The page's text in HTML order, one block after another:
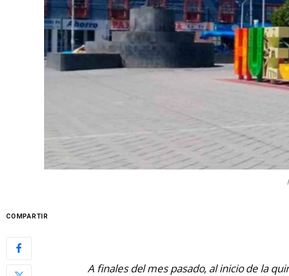
COMPARTIR
A finales del mes pasado, al inicio de la